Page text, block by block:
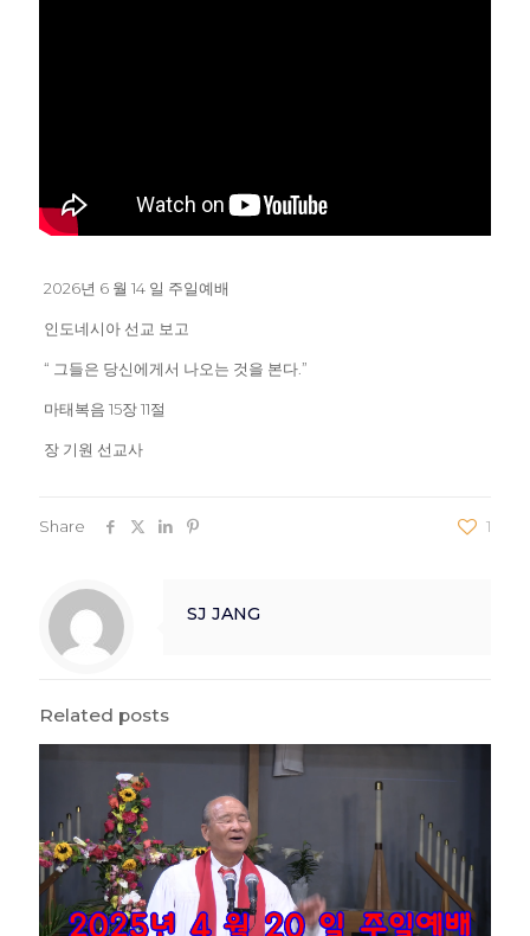
2026년 6 월 14 일 주일예배
인도네시아 선교 보고
“ 그들은 당신에게서 나오는 것을 본다.”
마태복음 15장 11절
장 기원 선교사
Share 1
SJ JANG
Related posts